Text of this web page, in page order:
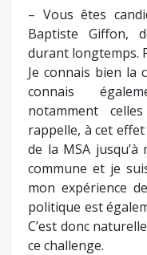
– Vous êtes
Baptiste Giffon,
durant longtemps.
Je connais bien la
connais
notamment
rappelle, à cet
de la MSA
commune et je
mon expérience
politique est
C’est donc
ce challenge.